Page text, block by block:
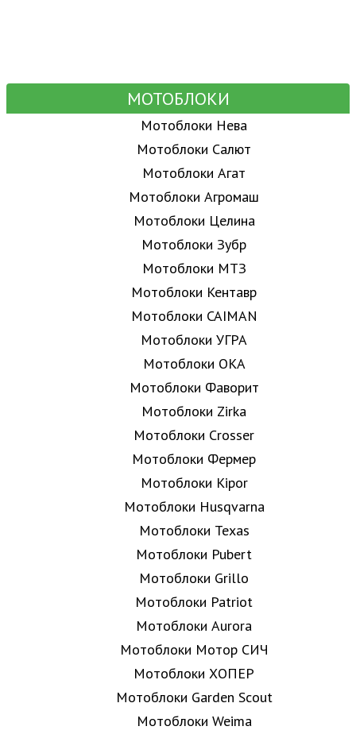
МОТОБЛОКИ
Мотоблоки Нева
Мотоблоки Салют
Мотоблоки Агат
Мотоблоки Агромаш
Мотоблоки Целина
Мотоблоки Зубр
Мотоблоки МТЗ
Мотоблоки Кентавр
Мотоблоки CAIMAN
Мотоблоки УГРА
Мотоблоки ОКА
Мотоблоки Фаворит
Мотоблоки Zirka
Мотоблоки Crosser
Мотоблоки Фермер
Мотоблоки Kipor
Мотоблоки Husqvarna
Мотоблоки Texas
Мотоблоки Pubert
Мотоблоки Grillo
Мотоблоки Patriot
Мотоблоки Aurora
Мотоблоки Мотор СИЧ
Мотоблоки ХОПЕР
Мотоблоки Garden Scout
Мотоблоки Weima